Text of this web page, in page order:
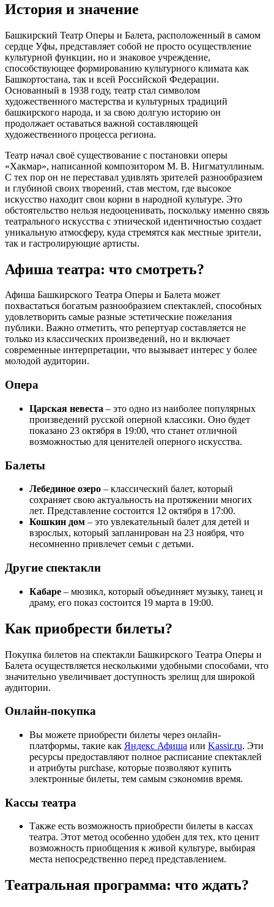
История и значение
Башкирский Театр Оперы и Балета, расположенный в самом
сердце Уфы, представляет собой не просто осуществление
культурной функции, но и знаковое учреждение,
способствующее формированию культурного климата как
Башкортостана, так и всей Российской Федерации.
Основанный в 1938 году, театр стал символом
художественного мастерства и культурных традиций
башкирского народа, и за свою долгую историю он
продолжает оставаться важной составляющей
художественного процесса региона.
Театр начал своё существование с постановки оперы
«Хакмар», написанной композитором М. В. Нигматуллиным.
С тех пор он не переставал удивлять зрителей разнообразием
и глубиной своих творений, став местом, где высокое
искусство находит свои корни в народной культуре. Это
обстоятельство нельзя недооценивать, поскольку именно связь
театрального искусства с этнической идентичностью создает
уникальную атмосферу, куда стремятся как местные зрители,
так и гастролирующие артисты.
Афиша театра: что смотреть?
Афиша Башкирского Театра Оперы и Балета может
похвастаться богатым разнообразием спектаклей, способных
удовлетворить самые разные эстетические пожелания
публики. Важно отметить, что репертуар составляется не
только из классических произведений, но и включает
современные интерпретации, что вызывает интерес у более
молодой аудитории.
Опера
Царская невеста – это одно из наиболее популярных
произведений русской оперной классики. Оно будет
показано 23 октября в 19:00, что станет отличной
возможностью для ценителей оперного искусства.
Балеты
Лебединое озеро – классический балет, который
сохраняет свою актуальность на протяжении многих
лет. Представление состоится 12 октября в 17:00.
Кошкин дом – это увлекательный балет для детей и
взрослых, который запланирован на 23 ноября, что
несомненно привлечет семьи с детьми.
Другие спектакли
Кабаре – мюзикл, который объединяет музыку, танец и
драму, его показ состоится 19 марта в 19:00.
Как приобрести билеты?
Покупка билетов на спектакли Башкирского Театра Оперы и
Балета осуществляется несколькими удобными способами, что
значительно увеличивает доступность зрелищ для широкой
аудитории.
Онлайн-покупка
Вы можете приобрести билеты через онлайн-
платформы, такие как Яндекс Афиша или Kassir.ru. Эти
ресурсы предоставляют полное расписание спектаклей
и атрибуты purchase, которые позволяют купить
электронные билеты, тем самым сэкономив время.
Кассы театра
Также есть возможность приобрести билеты в кассах
театра. Этот метод особенно удобен для тех, кто ценит
возможность приобщения к живой культуре, выбирая
места непосредственно перед представлением.
Театральная программа: что ждать?